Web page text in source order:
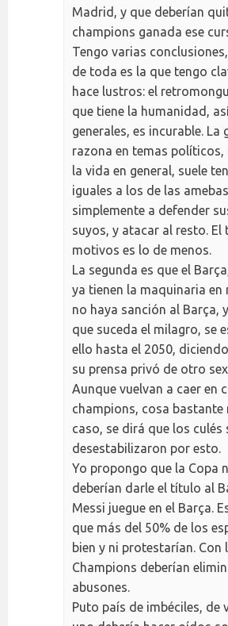
Madrid, y que deberían
champions ganada ese
Tengo varias
de toda es la que tengo
hace lustros: el
que tiene la humanidad,
generales, es incurable. La
razona en temas
la vida en general, suele
iguales a los de las
simplemente a defender
suyos, y atacar al resto. El
motivos es lo de menos.
La segunda es que el
ya tienen la maquinaria en
no haya sanción al Barça,
que suceda el milagro, se
ello hasta el 2050,
su prensa privó de otro
Aunque vuelvan a caer en
champions, cosa
caso, se dirá que los culés
desestabilizaron por esto.
Yo propongo que la Copa
deberían darle el título al
Messi juegue en el Barça.
que más del 50% de los
bien y ni protestarían. Con
Champions deberían
abusones.
Puto país de imbéciles, de